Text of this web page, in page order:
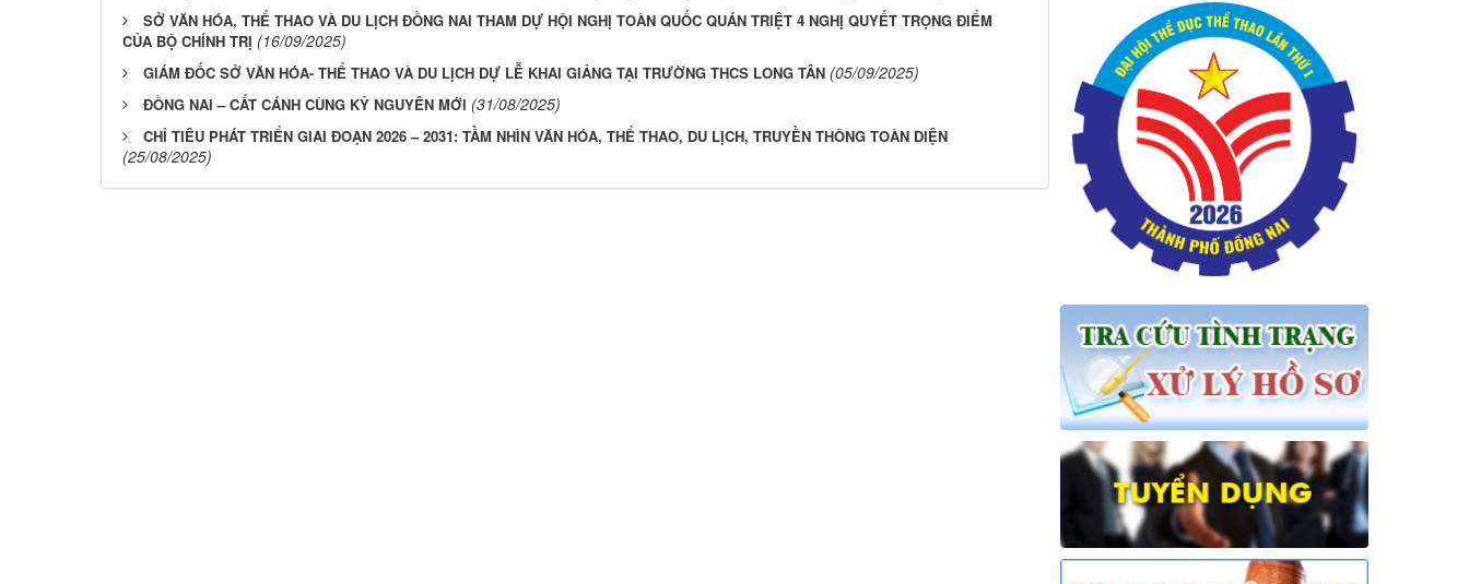
SỞ VĂN HÓA, THỂ THAO VÀ DU LỊCH ĐỒNG NAI THAM DỰ HỘI NGHỊ TOÀN QUỐC QUÁN TRIỆT 4 NGHỊ QUYẾT TRỌNG ĐIỂM
CỦA BỘ CHÍNH TRỊ (16/09/2025)
GIÁM ĐỐC SỞ VĂN HÓA- THỂ THAO VÀ DU LỊCH DỰ LỄ KHAI GIẢNG TẠI TRƯỜNG THCS LONG TÂN (05/09/2025)
ĐỒNG NAI – CẤT CÁNH CÙNG KỶ NGUYÊN MỚI (31/08/2025)
CHỈ TIÊU PHÁT TRIỂN GIAI ĐOẠN 2026 – 2031: TẦM NHÌN VĂN HÓA, THỂ THAO, DU LỊCH, TRUYỀN THÔNG TOÀN DIỆN
(25/08/2025)